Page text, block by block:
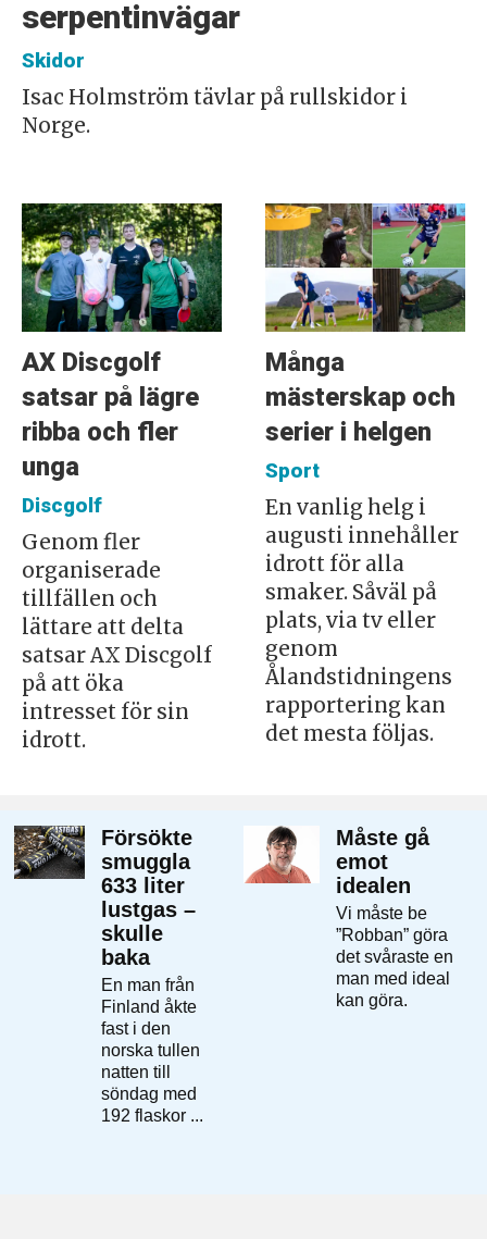
serpentinvägar
Skidor
Isac Holmström tävlar på rullskidor i
Norge.
AX Discgolf
satsar på lägre
ribba och fler
unga
Discgolf
Genom fler
organiserade
tillfällen och
lättare att delta
satsar AX Discgolf
på att öka
intresset för sin
idrott.
Många
mästerskap och
serier i helgen
Sport
En vanlig helg i
augusti innehåller
idrott för alla
smaker. Såväl på
plats, via tv eller
genom
Ålandstidningens
rapportering kan
det mesta följas.